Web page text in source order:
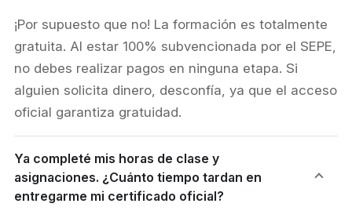
¡Por supuesto que no! La formación es totalmente
gratuita. Al estar 100% subvencionada por el SEPE,
no debes realizar pagos en ninguna etapa. Si
alguien solicita dinero, desconfía, ya que el acceso
oficial garantiza gratuidad.
Ya completé mis horas de clase y
asignaciones. ¿Cuánto tiempo tardan en
entregarme mi certificado oficial?